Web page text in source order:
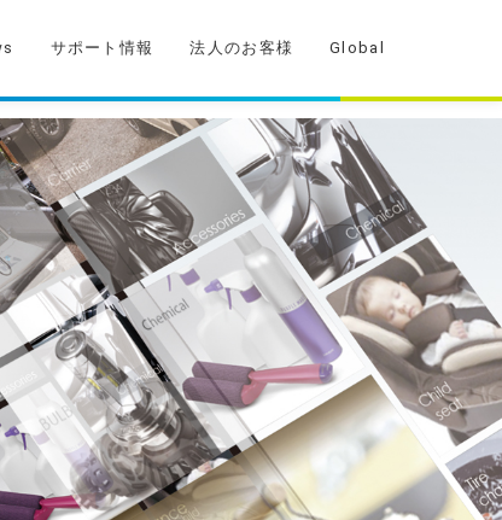
サポート情報 法人のお客様 Global